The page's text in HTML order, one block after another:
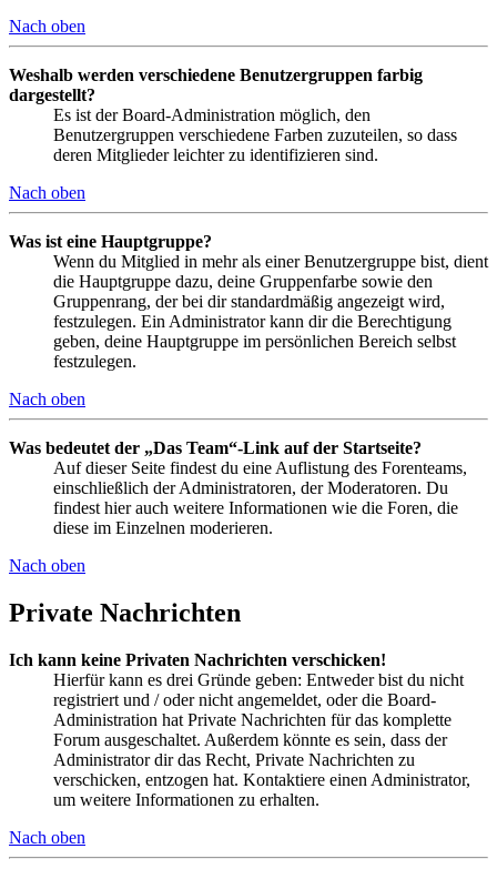
Nach oben
Weshalb werden verschiedene Benutzergruppen farbig
dargestellt?
Es ist der Board-Administration möglich, den
Benutzergruppen verschiedene Farben zuzuteilen, so dass
deren Mitglieder leichter zu identifizieren sind.
Nach oben
Was ist eine Hauptgruppe?
Wenn du Mitglied in mehr als einer Benutzergruppe bist, dient
die Hauptgruppe dazu, deine Gruppenfarbe sowie den
Gruppenrang, der bei dir standardmäßig angezeigt wird,
festzulegen. Ein Administrator kann dir die Berechtigung
geben, deine Hauptgruppe im persönlichen Bereich selbst
festzulegen.
Nach oben
Was bedeutet der „Das Team“-Link auf der Startseite?
Auf dieser Seite findest du eine Auflistung des Forenteams,
einschließlich der Administratoren, der Moderatoren. Du
findest hier auch weitere Informationen wie die Foren, die
diese im Einzelnen moderieren.
Nach oben
Private Nachrichten
Ich kann keine Privaten Nachrichten verschicken!
Hierfür kann es drei Gründe geben: Entweder bist du nicht
registriert und / oder nicht angemeldet, oder die Board-
Administration hat Private Nachrichten für das komplette
Forum ausgeschaltet. Außerdem könnte es sein, dass der
Administrator dir das Recht, Private Nachrichten zu
verschicken, entzogen hat. Kontaktiere einen Administrator,
um weitere Informationen zu erhalten.
Nach oben